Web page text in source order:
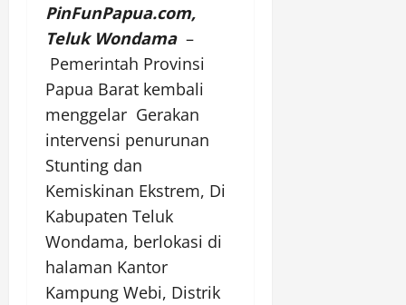
PinFunPapua.com,
Teluk Wondama–
Pemerintah Provinsi
Papua Barat kembali
menggelar Gerakan
intervensi penurunan
Stunting dan
Kemiskinan Ekstrem, Di
Kabupaten Teluk
Wondama, berlokasi di
halaman Kantor
Kampung Webi, Distrik